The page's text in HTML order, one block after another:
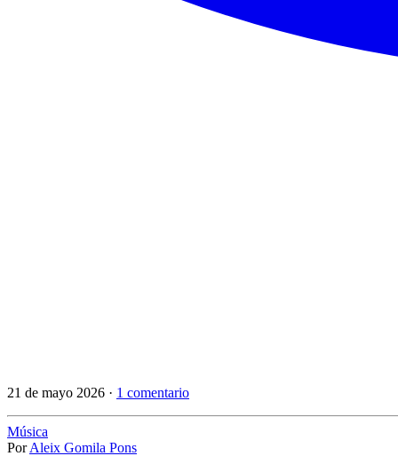
21 de mayo 2026 · 1 comentario
Música
Por Aleix Gomila Pons